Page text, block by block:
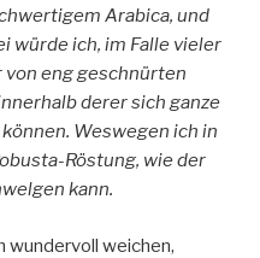
Arabica, und
würde ich, im Falle vieler
eng geschnürten
derer sich ganze
Weswegen ich in
Röstung, wie der
kann.
wundervoll weichen,